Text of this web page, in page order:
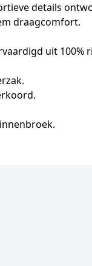
details
draagcomfort.
uit 100%